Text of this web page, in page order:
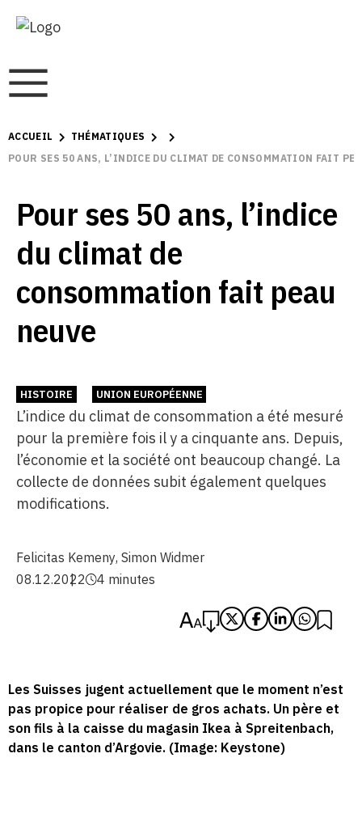
ACCUEIL
THÉMATIQUES
POUR SES 50 ANS, L’INDICE DU CLIMAT DE CONSOMMATION FAIT
Pour ses 50 ans, l’indice
du climat de
consommation fait peau
neuve
HISTOIRE UNION EUROPÉENNE
L’indice du climat de consommation a été mesuré
pour la première fois il y a cinquante ans. Depuis,
l’économie et la société ont beaucoup changé. La
collecte de données subit également quelques
modifications.
Felicitas Kemeny, Simon Widmer
08.12.2022
4 minutes
Les Suisses jugent actuellement que le moment n’est
pas propice pour réaliser de gros achats. Un père et
son fils à la caisse du magasin Ikea à Spreitenbach,
dans le canton d’Argovie. (Image: Keystone)